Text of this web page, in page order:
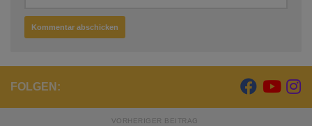
FOLGEN:
VORHERIGER BEITRAG